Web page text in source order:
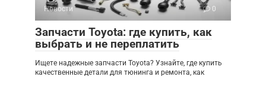
Новости 0
Запчасти Toyota: где купить, как
выбрать и не переплатить
Ищете надежные запчасти Toyota? Узнайте, где купить
качественные детали для тюнинга и ремонта, как